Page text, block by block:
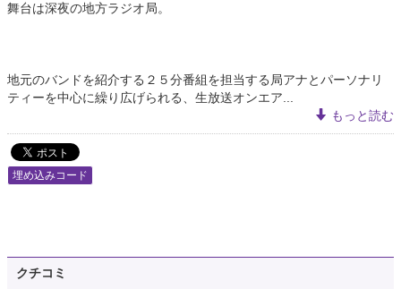
舞台は深夜の地方ラジオ局。
地元のバンドを紹介する２５分番組を担当する局アナとパーソナリ
ティーを中心に繰り広げられる、生放送オンエア...
もっと読む
埋め込みコード
クチコミ